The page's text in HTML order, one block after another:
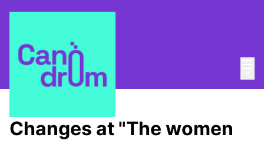
Taula de Memòries / 📸 Living bank memory
Changes at "The women